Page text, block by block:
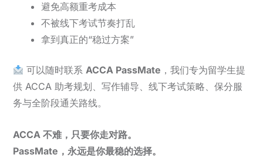
避免高额重考成本
不被线下考试节奏打乱
拿到真正的“稳过方案”
可以随时联系ACCA PassMate ，我们专为留学生提
供 ACCA 助考规划、写作辅导、线下考试策略、保分服
务与全阶段通关路线。
ACCA 不难，只要你走对路。
PassMate，永远是你最稳的选择。